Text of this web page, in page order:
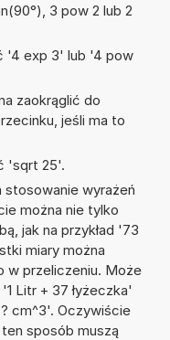
3 pow 2 lub 2
'4 exp 3' lub '4 pow
zaokrąglić do
jeśli ma to
'sqrt 25'.
stosowanie wyrażeń
można nie tylko
jak na przykład '73
miary można
w przeliczeniu. Może
Litr + 37 łyżeczka'
cm^3'. Oczywiście
sposób muszą